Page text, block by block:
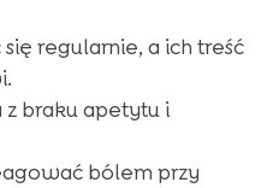
regularnie, a ich treść
braku apetytu i
bólem przy